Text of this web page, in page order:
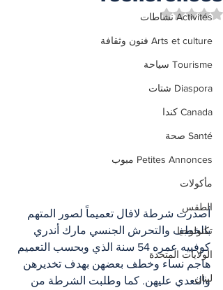
Activités نشاطات
Arts et culture فنون وثقافة
Tourisme سياحة
Diaspora شتات
Canada كندا
Santé صحة
Petites Annonces مبوب
مأكولات
الطقس
تكنولوجيا
الولايات المتحدة
لبنان
تم التقييم بـ ليس رقمًا من أصل 5 نجوم.
أصدرت شرطة لافال تعميماً لصور المتهم
بالخطف والتحرش الجنسي مارك أندري
كوفييه عمره 54 سنة الذي وبحسب التعميم
هاجم نساء وخطف بعضهن بهدف تخديرهن
والتعدي عليهن. كما وطلبت الشرطة من